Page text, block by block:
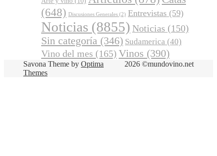
(648) Discusiones Generales (2) Entrevistas (59)
Noticias (8855) Noticias (150)
Sin categoría (346) Sudamerica (40)
Vino del mes (165) Vinos (390)
2026 ©mundovino.net
Savona Theme by Optima
Themes